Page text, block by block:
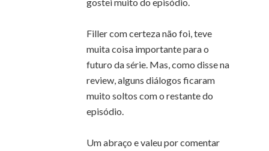
Filler com certeza não foi, teve
muita coisa importante para o
futuro da série. Mas, como disse na
review, alguns diálogos ficaram
muito soltos com o restante do
episódio.
Um abraço e valeu por comentar